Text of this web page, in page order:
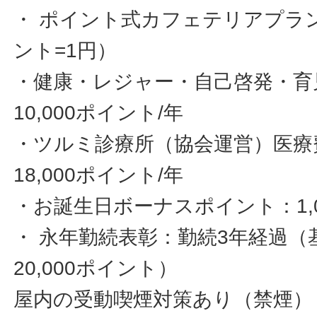
・ ポイント式カフェテリアプラ
ント=1円）
・健康・レジャー・自己啓発・
10,000ポイント/年
・ツルミ診療所（協会運営）医
18,000ポイント/年
・お誕生日ボーナスポイント：
・ 永年勤続表彰：勤続3年経過
20,000ポイント）
屋内の受動喫煙対策あり（禁煙）